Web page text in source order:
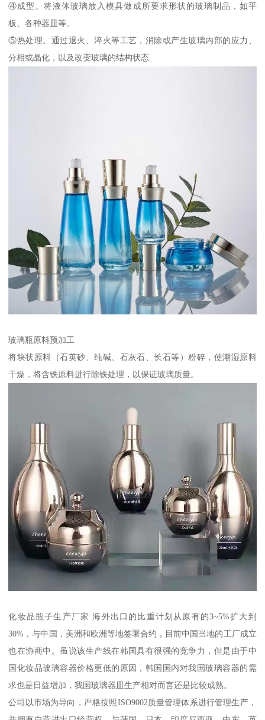
④成型。将液体玻璃放入模具做成所要求形状的玻璃制品，如平
板、各种器皿等。
⑤热处理。通过退火、淬火等工艺，消除或产生玻璃内部的应力、
分相或晶化，以及改变玻璃的结构状态
玻璃瓶原料预加工
将块状原料（石英砂、纯碱、石灰石、长石等）粉碎，使潮湿原料
干燥，将含铁原料进行除铁处理，以保证玻璃质量。
化妆品瓶子生产厂家 海外出口的比重计划从原有的3~5%扩大到
30%，与中国，美洲和欧洲等地签署合约，目前中国当地的工厂成立
也在协商中。虽说该生产线在韩国具有很强的竞争力，但是由于中
国化妆品玻璃容器价格更低的原因，韩国国内对我国玻璃容器的需
求也是日益增加，我国玻璃器皿生产相对而言还是比较成熟。
公司以市场为导向，严格按照ISO9002质量管理体系进行管理生产，